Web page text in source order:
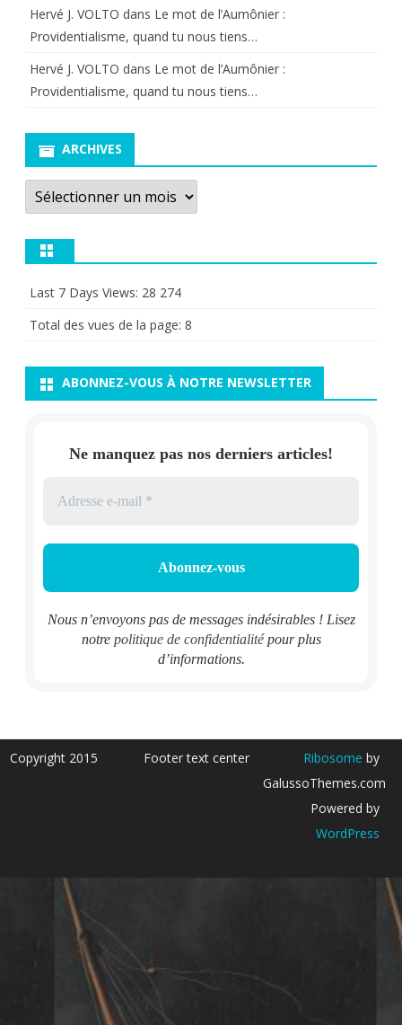
Hervé J. VOLTO dans Le mot de l’Aumônier :
Providentialisme, quand tu nous tiens…
Hervé J. VOLTO dans Le mot de l’Aumônier :
Providentialisme, quand tu nous tiens…
ARCHIVES
Archives
Last 7 Days Views: 28 274
Total des vues de la page: 8
ABONNEZ-VOUS À NOTRE NEWSLETTER
Ne manquez pas nos derniers articles!
Nous n’envoyons pas de messages indésirables ! Lisez
notre politique de confidentialitépour plus
d’informations.
Copyright 2015 Footer text center Ribosome by
GalussoThemes.com
Powered by
WordPress